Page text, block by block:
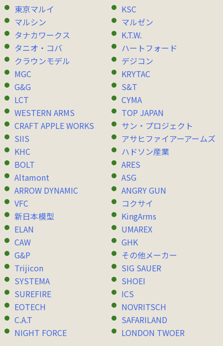
東京マルイ
KSC
マルシン
マルゼン
タナカワークス
K.T.W.
タニオ・コバ
ハートフォード
クラウンモデル
デジコン
MGC
KRYTAC
G&G
S&T
LCT
CYMA
WESTERN ARMS
TOP JAPAN
CRAFT APPLE WORKS
サン・プロジェクト
SIIS
アサヒファイアーアームズ
KHC
ハドソン産業
BOLT
ARES
Altamont
ASG
ARROW DYNAMIC
ANGRY GUN
VFC
コクサイ
新日本模型
KingArms
ELAN
UMAREX
CAW
GHK
G&P
その他メーカー
Trijicon
SIG SAUER
SYSTEMA
SHOEI
SUREFIRE
ICS
EOTECH
NOVRITSCH
C.A.T
SAFARILAND
NIGHT FORCE
LONDON TWOER